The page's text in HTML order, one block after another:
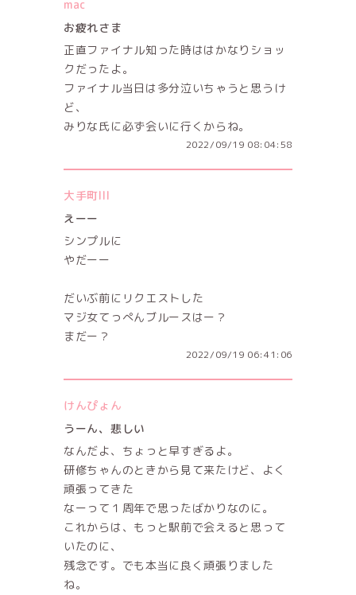
mac
お疲れさま
正直ファイナル知った時ははかなりショッ
クだったよ。
ファイナル当日は多分泣いちゃうと思うけ
ど、
みりな氏に必ず会いに行くからね。
2022/09/19 08:04:58
大手町III
えーー
シンプルに
やだーー
だいぶ前にリクエストした
マジ女てっぺんブルースはー？
まだー？
2022/09/19 06:41:06
けんぴょん
うーん、悲しい
なんだよ、ちょっと早すぎるよ。
研修ちゃんのときから見て来たけど、よく
頑張ってきた
なーって１周年で思ったばかりなのに。
これからは、もっと駅前で会えると思って
いたのに、
残念です。でも本当に良く頑張りました
ね。